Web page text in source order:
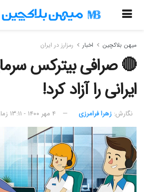
میهن بلاکچین اخبار رمزارز در ایران
🔴 صرافی بیترکس
ایرانی را آزاد کرد!
نگارش:‌ زهرا فرامرزی ۴ مهر ۱۴۰۰ - ۱۳:۱۱